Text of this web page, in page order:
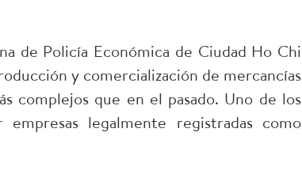
de Policía Económica de Ciudad Ho Chi
y comercialización de mercancías
complejos que en el pasado. Uno de los
legalmente registradas como